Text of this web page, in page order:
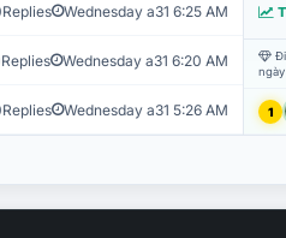
Replies Wednesday a31 6:25 AM
Replies Wednesday a31 6:20 AM
Replies Wednesday a31 5:26 AM 1